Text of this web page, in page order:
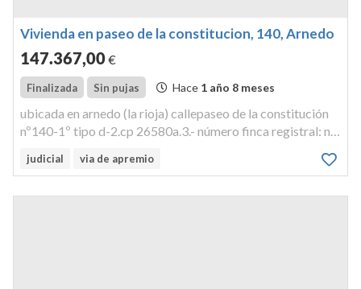
Vivienda en paseo de la constitucion, 140, Arnedo
147.367,00€
Finalizada Sin pujas Hace 1 año 8 meses
ubicada en arnedo (la rioja) callepaseo de la constitución
nº140-1º tipo d-2.cp 26580a.3.- número finca registral: nº
judicial via de apremio